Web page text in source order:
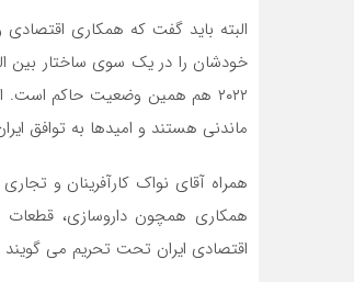
خودشان را در یک سوی ساختار بین
۲۰۲۲ هم همین وضعیت حاکم
ماندنی هستند و امیدها به توافق
همراه آقای نواک کارآفرینان و
همکاری همچون داروسازی،
اقتصادی ایران تحت تحریم می گویند